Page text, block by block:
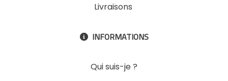
Livraisons
 INFORMATIONS
Qui suis-je ?